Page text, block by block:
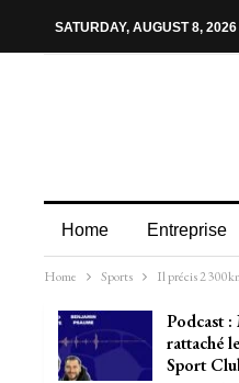
SATURDAY, AUGUST 8, 2026
Home Entreprise
Home Sports Il précis 2 300
Podcast
rattaché
Sport